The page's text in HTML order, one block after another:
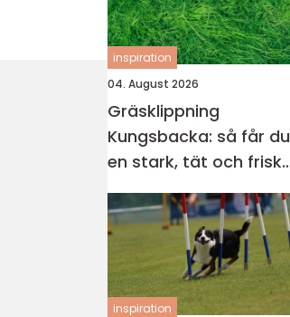
inspiration
04. August 2026
Gräsklippning
Kungsbacka: så får du
en stark, tät och frisk
gräsmatta
inspiration